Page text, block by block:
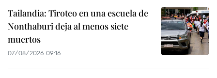
Tailandia: Tiroteo en una escuela de
Nonthaburi deja al menos siete
muertos
07/08/2026 09:16